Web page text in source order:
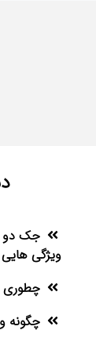
جک دو
ویژگی هایی
چگونه